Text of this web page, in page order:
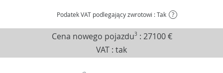
Podatek VAT podlegający zwrotowi : Tak ?
Cena nowego pojazdu3 :27100 €
VAT : tak